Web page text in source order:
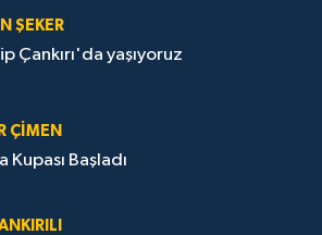
ŞEKER
Çankırı'da yaşıyoruz
ÇIMEN
Kupası Başladı